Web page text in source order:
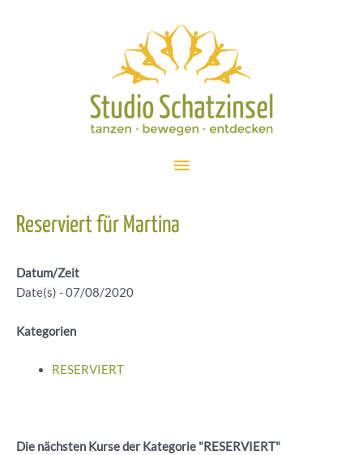
Hauptmenü
Reserviert für Martina
Datum/Zeit
Date(s) - 07/08/2020
Kategorien
RESERVIERT
Die nächsten Kurse der Kategorie "RESERVIERT"